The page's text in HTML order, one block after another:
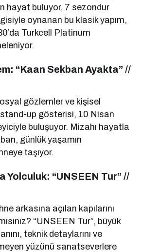
hayat buluyor. 7 sezondur
oynanan bu klasik yapım,
Turkcell Platinum
“Kaan Sekban Ayakta” //
gözlemler ve kişisel
up gösterisi, 10 Nisan
buluşuyor. Mizahı hayatla
günlük yaşamın
taşıyor.
Yolculuk: “UNSEEN Tur” //
arkasına açılan kapılarını
“UNSEEN Tur”, büyük
teknik detaylarını ve
yüzünü sanatseverlere